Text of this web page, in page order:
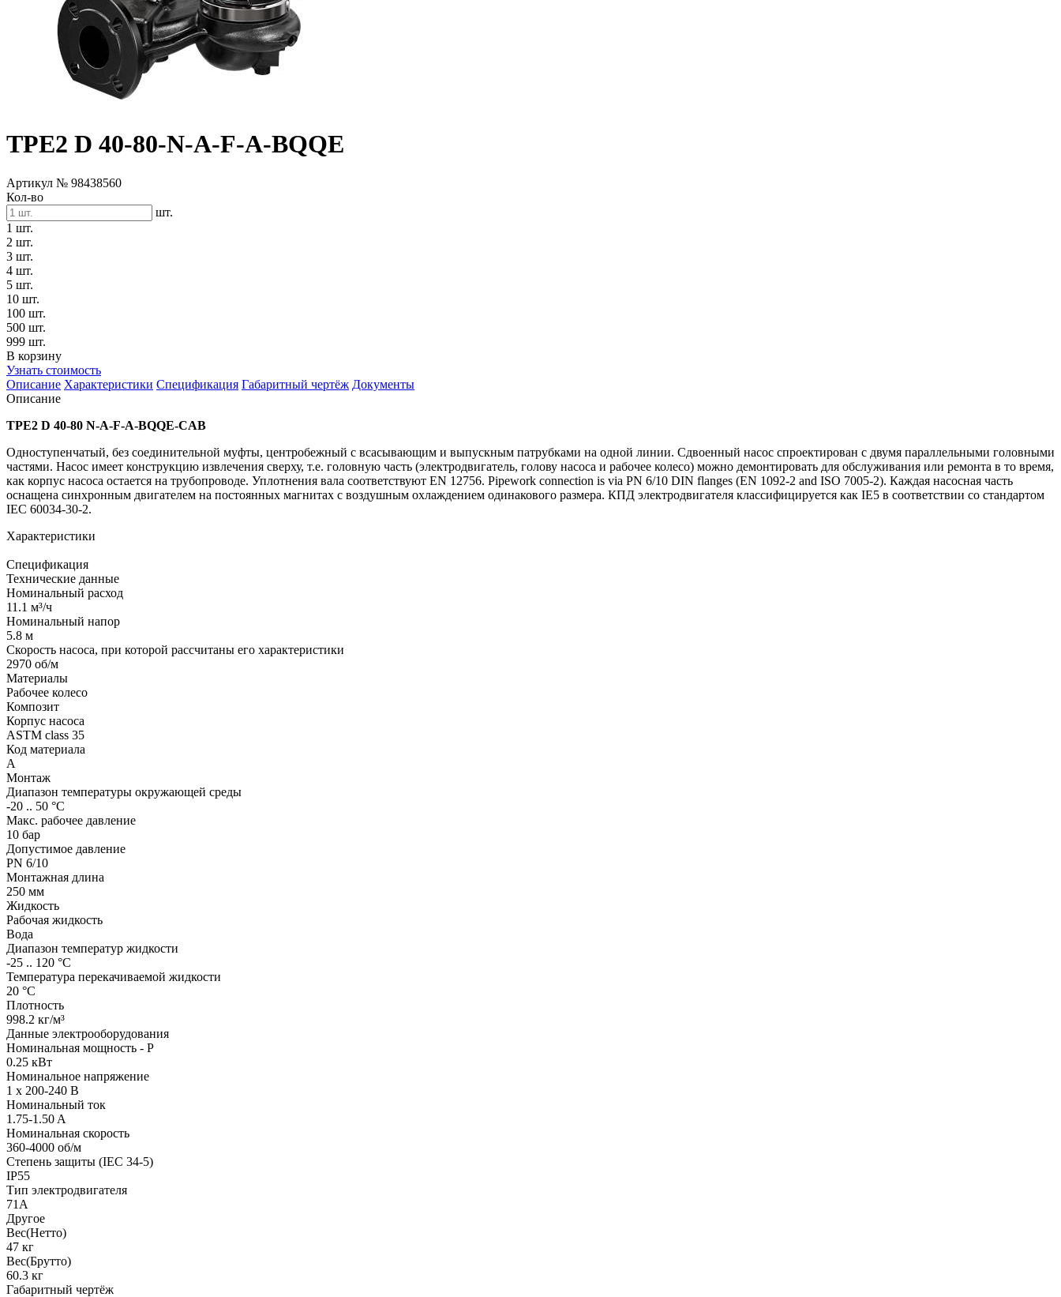
TPE2 D 40-80-N-A-F-A-BQQE
Артикул № 98438560
Кол-во
шт.
1 шт.
2 шт.
3 шт.
4 шт.
5 шт.
10 шт.
100 шт.
500 шт.
999 шт.
В корзину
Узнать стоимость
Описание Характеристики Спецификация Габаритный чертёж Документы
Описание
TPE2 D 40-80 N-A-F-A-BQQE-CAB
Одноступенчатый, без соединительной муфты, центробежный с всасывающим и выпускным патрубками на одной линии. Сдвоенный насос спроектирован с двумя параллельными головными
частями. Насос имеет конструкцию извлечения сверху, т.е. головную часть (электродвигатель, голову насоса и рабочее колесо) можно демонтировать для обслуживания или ремонта в то время,
как корпус насоса остается на трубопроводе. Уплотнения вала соответствуют EN 12756. Pipework connection is via PN 6/10 DIN flanges (EN 1092-2 and ISO 7005-2). Каждая насосная часть
оснащена синхронным двигателем на постоянных магнитах с воздушным охлаждением одинакового размера. КПД электродвигателя классифицируется как IE5 в соответствии со стандартом
IEC 60034-30-2.
Характеристики
Спецификация
Технические данные
Номинальный расход
11.1 м³/ч
Номинальный напор
5.8 м
Скорость насоса, при которой рассчитаны его характеристики
2970 об/м
Материалы
Рабочее колесо
Композит
Корпус насоса
ASTM class 35
Код материала
A
Монтаж
Диапазон температуры окружающей среды
-20 .. 50 °C
Макс. рабочее давление
10 бар
Допустимое давление
PN 6/10
Монтажная длина
250 мм
Жидкость
Рабочая жидкость
Вода
Диапазон температур жидкости
-25 .. 120 °C
Температура перекачиваемой жидкости
20 °C
Плотность
998.2 кг/м³
Данные электрооборудования
Номинальная мощность - P
0.25 кВт
Номинальное напряжение
1 x 200-240 В
Номинальный ток
1.75-1.50 A
Номинальная скорость
360-4000 об/м
Степень защиты (IEC 34-5)
IP55
Тип электродвигателя
71A
Другое
Вес(Нетто)
47 кг
Вес(Брутто)
60.3 кг
Габаритный чертёж